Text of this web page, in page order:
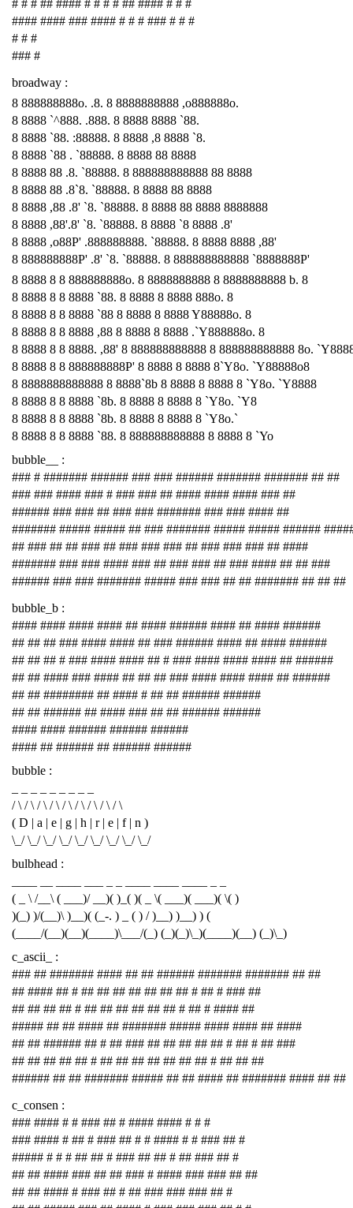
# # # ## #### # # # # ## #### # # #
#### #### ### #### # # # ### # # #
# # #
### #
broadway :
8 888888888o. .8. 8 8888888888 ,o888888o.
8 8888 `^888. .888. 8 8888 8888 `88.
8 8888 `88. :88888. 8 8888 ,8 8888 `8.
8 8888 `88 . `88888. 8 8888 88 8888
8 8888 88 .8. `88888. 8 888888888888 88 8888
8 8888 88 .8`8. `88888. 8 8888 88 8888
8 8888 ,88 .8' `8. `88888. 8 8888 88 8888 8888888
8 8888 ,88'.8' `8. `88888. 8 8888 `8 8888 .8'
8 8888 ,o88P' .888888888. `88888. 8 8888 8888 ,88'
8 888888888P' .8' `8. `88888. 8 888888888888 `8888888P'
8 8888 8 8 888888888o. 8 8888888888 8 8888888888 b. 8
8 8888 8 8 8888 `88. 8 8888 8 8888 888o. 8
8 8888 8 8 8888 `88 8 8888 8 8888 Y88888o. 8
8 8888 8 8 8888 ,88 8 8888 8 8888 .`Y888888o. 8
8 8888 8 8 8888. ,88' 8 888888888888 8 888888888888 8o.
8 8888 8 8 888888888P' 8 8888 8 8888 8`Y8o. `Y88888o8
8 8888888888888 8 8888`8b 8 8888 8 8888 8 `Y8o. `Y8888
8 8888 8 8 8888 `8b. 8 8888 8 8888 8 `Y8o. `Y8
8 8888 8 8 8888 `8b. 8 8888 8 8888 8 `Y8o.`
8 8888 8 8 8888 `88. 8 888888888888 8 8888 8 `Yo
bubble__ :
### # ####### ###### ### ### ###### ####### ####### ## ##
### ### #### ### # ### ### ## #### #### #### ### ##
###### ### ### ## ### ### ####### ### ### #### ##
####### ##### ##### ## ### ####### ##### ##### ######
## ### ## ## ### ## ### ### ### ## ### ### ### ## ####
####### ### ### #### ### ## ### ### ## ### #### ## ## ###
###### ### ### ####### ##### ### ### ## ## ####### ## ## ##
bubble_b :
#### #### #### #### ## #### ###### #### ## #### ######
## ## ## ### #### #### ## ### ###### #### ## #### ######
## ## ## # ### #### #### ## # ### #### #### #### ## ######
## ## #### ### #### ## ## ## ### #### #### #### ## ######
## ## ######## ## #### # ## ## ###### ######
## ## ###### ## #### ### ## ## ###### ######
#### #### ###### ###### ######
#### ## ###### ## ###### ######
bubble :
/ \ / \ / \ / \ / \ / \ / \ / \ / \
( D | a | e | g | h | r | e | f | n )
\_/ \_/ \_/ \_/ \_/ \_/ \_/ \_/ \_/
bulbhead :
( _ \ /__\ ( ___)/ __)( )_( )( _ \( ___)( ___)( \( )
)(_) )/(__)\ )__)( (_-. ) _ ( ) / )__) )__) ) (
(____/(__)(__)(____)\___/(_) (_)(_)\_)(____)(__) (_)\_)
c_ascii_ :
### ## ####### #### ## ## ###### ####### ####### ## ##
## #### ## # ## ## ## ## ## ## ## # ## # ### ##
## ## ## ## # ## ## ## ## ## ## # ## # #### ##
##### ## ## #### ## ####### ##### #### #### ## ####
## ## ###### ## # ## ### ## ## ## ## ## # ## # ## ###
## ## ## ## ## # ## ## ## ## ## ## ## # ## ## ##
###### ## ## ####### ##### ## ## #### ## ####### #### ## ##
c_consen :
### #### # # ### ## # #### #### # # #
### #### # ## # ### ## # # #### # # ### ## #
##### # # # ## ## # ### ## ## # ## ### ## #
## ## #### ### ## ## ### # #### ### ### ## ##
## ## #### # ### ## # ## ### ### ### ## #